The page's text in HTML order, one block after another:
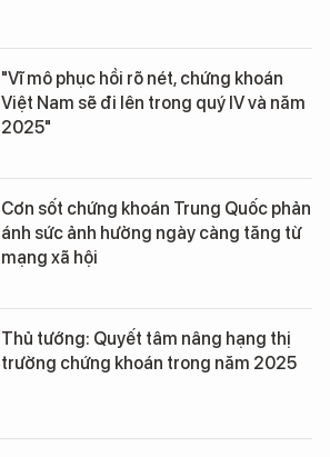
"Vĩ mô phục hồi rõ nét, chứng khoán
Việt Nam sẽ đi lên trong quý IV và năm
2025"
Cơn sốt chứng khoán Trung Quốc phản
ánh sức ảnh hưởng ngày càng tăng từ
mạng xã hội
Thủ tướng: Quyết tâm nâng hạng thị
trường chứng khoán trong năm 2025